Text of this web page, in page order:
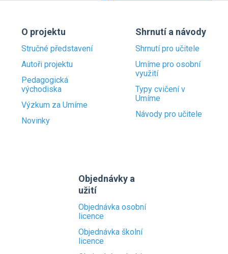
O projektu
Stručné představení
Autoři projektu
Pedagogická
východiska
Výzkum za Umíme
Novinky
Shrnutí a návody
Shrnutí pro učitele
Umíme pro osobní
využití
Typy cvičení v
Umíme
Návody pro učitele
Objednávky a
užití
Objednávka osobní
licence
Objednávka školní
licence